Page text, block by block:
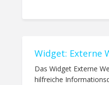
Widget: Externe
Das Widget Externe
hilfreiche